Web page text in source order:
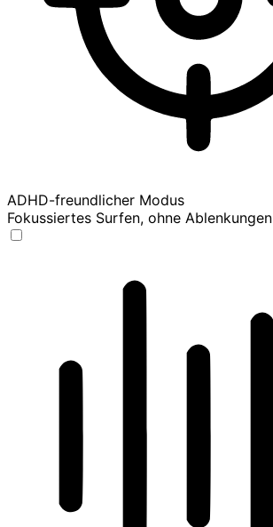
ADHD-freundlicher Modus
Fokussiertes Surfen, ohne Ablenkungen